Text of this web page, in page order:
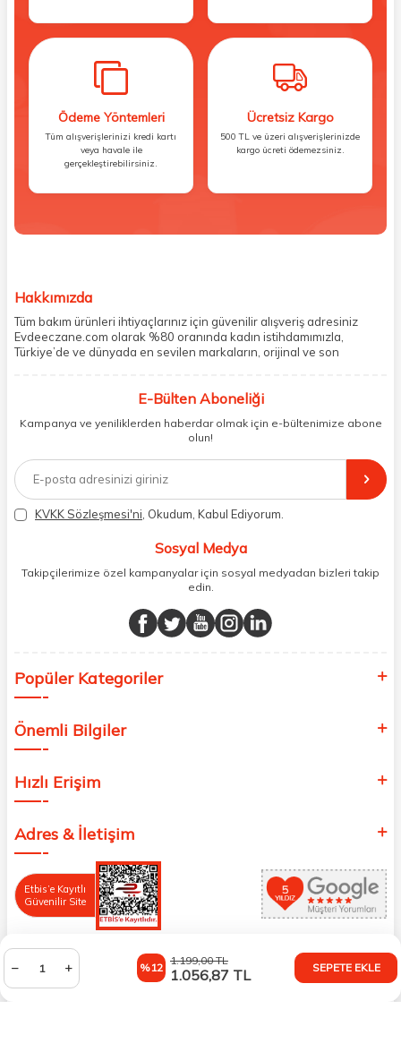
%12
1.199,00TL
1.056,87 TL SEPETE EKLE
Ödeme Yöntemleri
Tüm alışverişlerinizi kredi kartı
veya havale ile
gerçekleştirebilirsiniz.
Ücretsiz Kargo
500 TL ve üzeri alışverişlerinizde
kargo ücreti ödemezsiniz.
Hakkımızda
Tüm bakım ürünleri ihtiyaçlarınız için güvenilir alışveriş adresiniz
Evdeeczane.com olarak %80 oranında kadın istihdamımızla,
Türkiye’de ve dünyada en sevilen markaların, orijinal ve son
paketliyoruz. Herhangi bir durumdan dolayı olumsuz olarak geri
müşteri temsilcilerimiz aracılığı ile gerekli tüm desteği sağlıyoruz.
2017 yılından bugüne, yüzlerce marka ve binlerce ürün seçeneğini
doğrudan markalardan ya da markaların yetkili Türkiye
distribütörlerinden faturalı olarak tedarik ediyor ve müşterilerimize
aynı şekilde faturalı ve orijinal ambalajlarda gönderim sağlıyoruz.
Paketleme sürecinde geri dönüştürülebilir malzemeler kullanarak
atık oranımızı en aza indiriyor ve daha yaşanabilir bir dünya
E-Bülten Aboneliği
Kampanya ve yeniliklerden haberdar olmak için e-bültenimize abone
olun!
KVKK Sözleşmesi'ni , Okudum, Kabul Ediyorum.
Sosyal Medya
Takipçilerimize özel kampanyalar için sosyal medyadan bizleri takip
edin.
Popüler Kategoriler
Önemli Bilgiler
Hızlı Erişim
Adres & İletişim
Etbis’e Kayıtlı
Güvenilir Site